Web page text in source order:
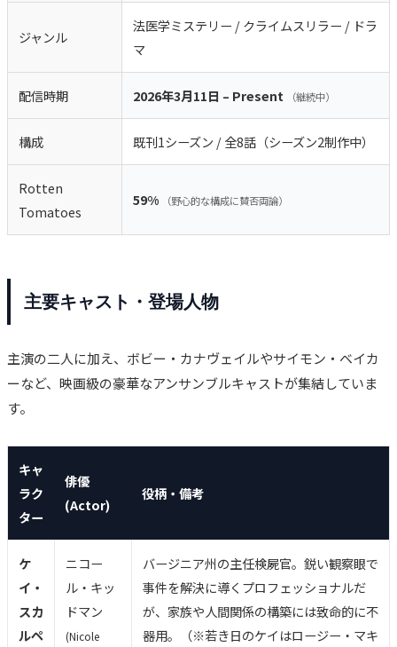
ジャンル
法医学ミステリー / クライムスリラー / ドラ
マ
配信時期 2026年3月11日 – Present （継続中）
構成 既刊1シーズン / 全8話（シーズン2制作中）
Rotten
Tomatoes
59% （野心的な構成に賛否両論）
主要キャスト・登場人物
主演の二人に加え、ボビー・カナヴェイルやサイモン・ベイカ
ーなど、映画級の豪華なアンサンブルキャストが集結していま
す。
キャ
ラク
ター
俳優
(Actor)
役柄・備考
ケ
イ・
スカ
ルペ
ニコー
ル・キッ
ドマン
(Nicole
バージニア州の主任検屍官。鋭い観察眼で
事件を解決に導くプロフェッショナルだ
が、家族や人間関係の構築には致命的に不
器用。（※若き日のケイはロージー・マキ